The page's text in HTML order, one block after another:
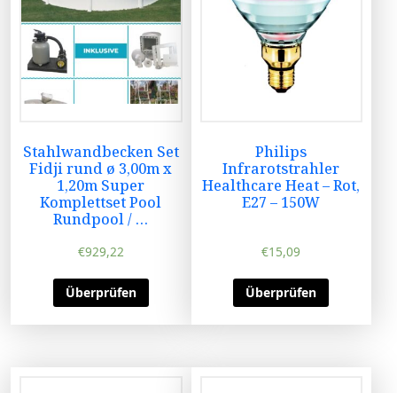
Stahlwandbecken Set
Fidji rund ø 3,00m x
1,20m Super
Komplettset Pool
Rundpool / …
€929,22
Überprüfen
Philips
Infrarotstrahler
Healthcare Heat – Rot,
E27 – 150W
€15,09
Überprüfen